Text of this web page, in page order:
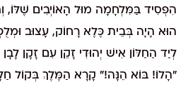
הִפְסִיד בַּמִּלְחָמָה מוּל הָאוֹיְבִים שֶׁלּוֹ,
הוּא הָיָה בְּבֵית כֶּלֶא רָחוֹק, עָצוּב
לְיַד הַחַלּוֹן אִישׁ יְהוּדִי זָקֵן עִם זָקָן
"הָלוֹ! בּוֹא הֵנָּה!" קָרָא הַמֶּלֶךְ בְּקוֹל